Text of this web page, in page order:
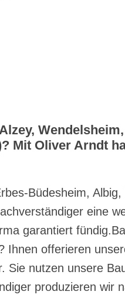
Mit Oliver Arndt
Büdesheim,
eine
garantiert
Ihnen offerieren
Sie nutzen unsere
produzieren wir